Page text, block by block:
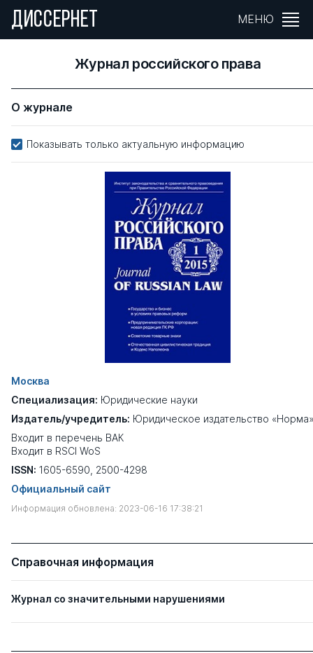
ДИССЕРНЕТ МЕНЮ
Журнал российского права
О журнале
Показывать только актуальную информацию
Москва
Специализация: Юридические науки
Издатель/учредитель: Юридическое издательство
Входит в перечень ВАК
Входит в RSCI WoS
ISSN: 1605-6590, 2500-4298
Официальный сайт
Информация обновлена: 2023-06-16 17:38:21
Справочная информация
Журнал со значительными нарушениями